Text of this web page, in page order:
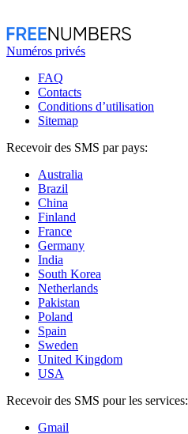
Numéros privés
FAQ
Contacts
Conditions d’utilisation
Sitemap
Recevoir des SMS par pays:
Australia
Brazil
China
Finland
France
Germany
India
South Korea
Netherlands
Pakistan
Poland
Spain
Sweden
United Kingdom
USA
Recevoir des SMS pour les services:
Gmail